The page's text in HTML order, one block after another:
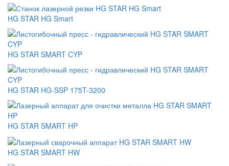
HG STAR HG Smart
HG STAR SMART CYP
HG STAR HG-SSP 175T-3200
HG STAR SMART HP
HG STAR SMART HW